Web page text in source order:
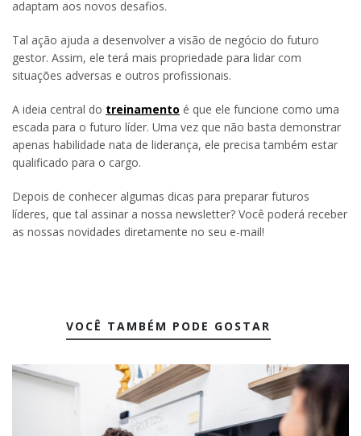
adaptam aos novos desafios.
Tal ação ajuda a desenvolver a visão de negócio do futuro
gestor. Assim, ele terá mais propriedade para lidar com
situações adversas e outros profissionais.
A ideia central do treinamento é que ele funcione como uma
escada para o futuro líder. Uma vez que não basta demonstrar
apenas habilidade nata de liderança, ele precisa também estar
qualificado para o cargo.
Depois de conhecer algumas dicas para preparar futuros
líderes, que tal assinar a nossa newsletter? Você poderá receber
as nossas novidades diretamente no seu e-mail!
VOCÊ TAMBÉM PODE GOSTAR